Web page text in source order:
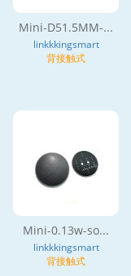
Mini-D51.5MM-...
linkkkingsmart
背接触式
Mini-0.13w-so...
linkkkingsmart
背接触式